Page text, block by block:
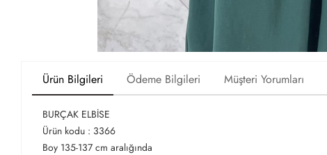
Ürün Bilgileri Ödeme Bilgileri Müşteri Yorumları
BURÇAK ELBİSE
Ürün kodu : 3366
Boy 135-137 cm aralığında